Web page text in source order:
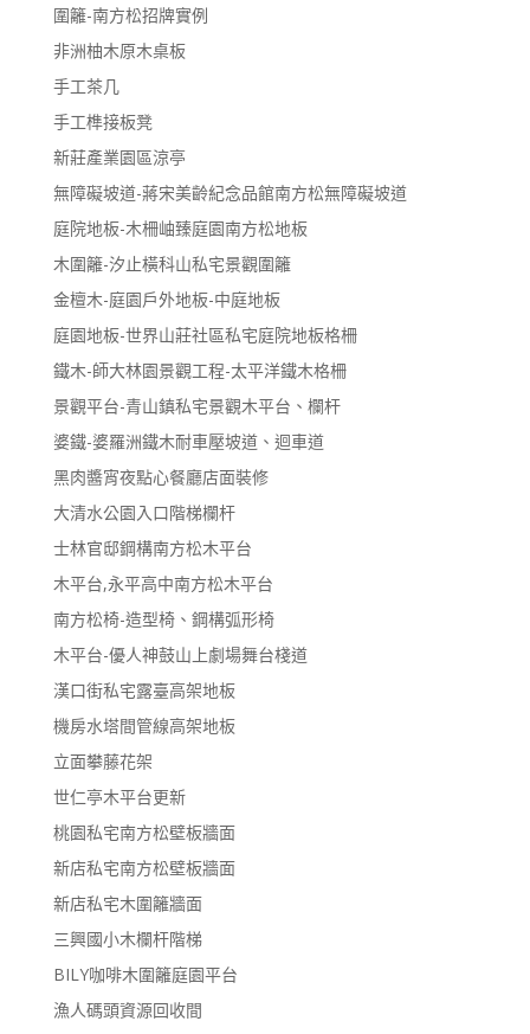
圍籬-南方松招牌實例
非洲柚木原木桌板
手工茶几
手工榫接板凳
新莊產業園區涼亭
無障礙坡道-蔣宋美齡紀念品館南方松無障礙坡道
庭院地板-木柵岫臻庭園南方松地板
木圍籬-汐止橫科山私宅景觀圍籬
金檀木-庭園戶外地板-中庭地板
庭園地板-世界山莊社區私宅庭院地板格柵
鐵木-師大林園景觀工程-太平洋鐵木格柵
景觀平台-青山鎮私宅景觀木平台、欄杆
婆鐵-婆羅洲鐵木耐車壓坡道、迴車道
黑肉醬宵夜點心餐廳店面裝修
大清水公園入口階梯欄杆
士林官邸鋼構南方松木平台
木平台,永平高中南方松木平台
南方松椅-造型椅、鋼構弧形椅
木平台-優人神鼓山上劇場舞台棧道
漢口街私宅露臺高架地板
機房水塔間管線高架地板
立面攀藤花架
世仁亭木平台更新
桃園私宅南方松壁板牆面
新店私宅南方松壁板牆面
新店私宅木圍籬牆面
三興國小木欄杆階梯
BILY咖啡木圍籬庭園平台
漁人碼頭資源回收間